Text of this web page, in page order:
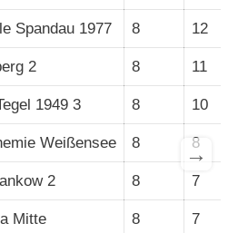
Spandau 1977 8 12
2 8 11
1949 3 8 10
Weißensee 8 8
2 8 7
Mitte 8 7
→